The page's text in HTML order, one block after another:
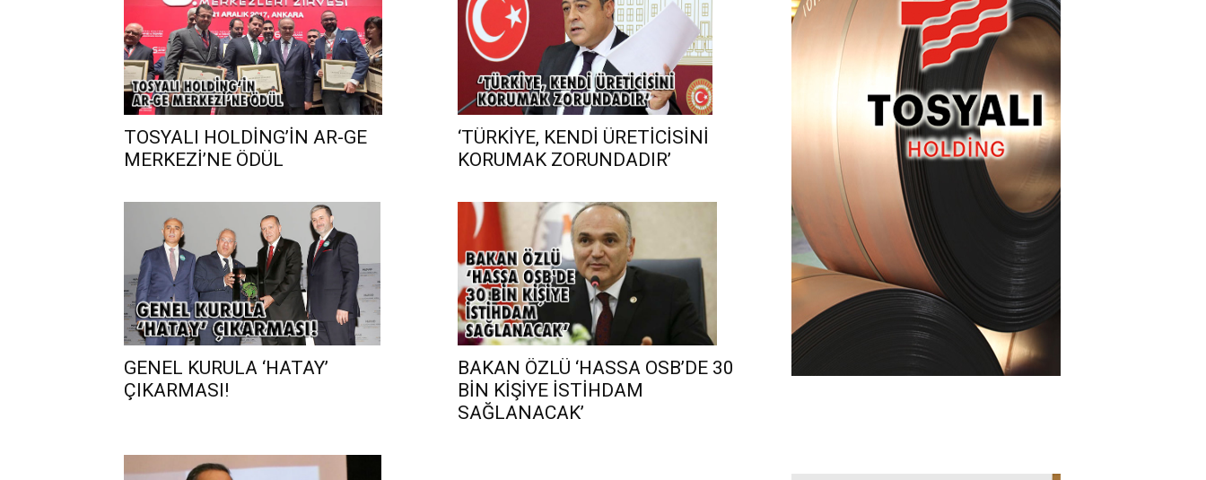
TOSYALI HOLDİNG’İN AR-GE
MERKEZİ’NE ÖDÜL
‘TÜRKİYE, KENDİ ÜRETİCİSİNİ
KORUMAK ZORUNDADIR’
GENEL KURULA ‘HATAY’
ÇIKARMASI!
BAKAN ÖZLÜ ‘HASSA OSB’DE 30
BİN KİŞİYE İSTİHDAM
SAĞLANACAK’